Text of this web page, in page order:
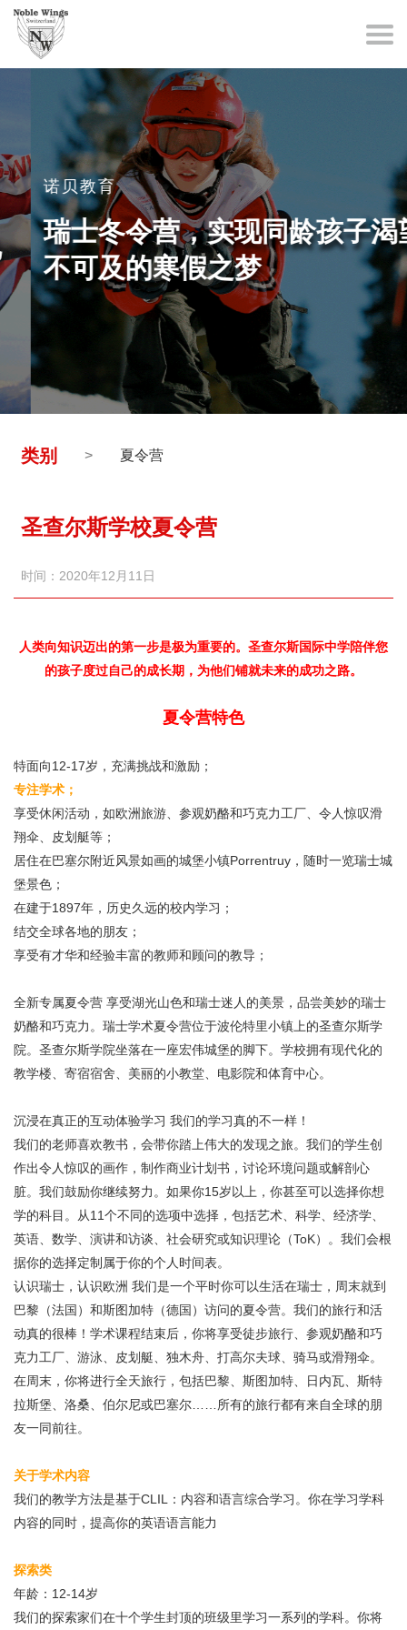
诺贝教育
瑞士冬令营，实现同龄孩子渴望
不可及的寒假之梦
类别 > 夏令营
圣查尔斯学校夏令营
时间：2020年12月11日
人类向知识迈出的第一步是极为重要的。圣查尔斯国际中学陪伴您
的孩子度过自己的成长期，为他们铺就未来的成功之路。
夏令营特色
特面向12-17岁，充满挑战和激励；
专注学术；
享受休闲活动，如欧洲旅游、参观奶酪和巧克力工厂、令人惊叹滑
翔伞、皮划艇等；
居住在巴塞尔附近风景如画的城堡小镇Porrentruy，随时一览瑞士城
堡景色；
在建于1897年，历史久远的校内学习；
结交全球各地的朋友；
享受有才华和经验丰富的教师和顾问的教导；
全新专属夏令营 享受湖光山色和瑞士迷人的美景，品尝美妙的瑞士
奶酪和巧克力。瑞士学术夏令营位于波伦特里小镇上的圣查尔斯学
院。圣查尔斯学院坐落在一座宏伟城堡的脚下。学校拥有现代化的
教学楼、寄宿宿舍、美丽的小教堂、电影院和体育中心。
沉浸在真正的互动体验学习 我们的学习真的不一样！
我们的老师喜欢教书，会带你踏上伟大的发现之旅。我们的学生创
作出令人惊叹的画作，制作商业计划书，讨论环境问题或解剖心
脏。我们鼓励你继续努力。如果你15岁以上，你甚至可以选择你想
学的科目。从11个不同的选项中选择，包括艺术、科学、经济学、
英语、数学、演讲和访谈、社会研究或知识理论（ToK）。我们会根
据你的选择定制属于你的个人时间表。
认识瑞士，认识欧洲 我们是一个平时你可以生活在瑞士，周末就到
巴黎（法国）和斯图加特（德国）访问的夏令营。我们的旅行和活
动真的很棒！学术课程结束后，你将享受徒步旅行、参观奶酪和巧
克力工厂、游泳、皮划艇、独木舟、打高尔夫球、骑马或滑翔伞。
在周末，你将进行全天旅行，包括巴黎、斯图加特、日内瓦、斯特
拉斯堡、洛桑、伯尔尼或巴塞尔……所有的旅行都有来自全球的朋
友一同前往。
关于学术内容
我们的教学方法是基于CLIL：内容和语言综合学习。你在学习学科
内容的同时，提高你的英语语言能力
探索类
年龄：12-14岁
我们的探索家们在十个学生封顶的班级里学习一系列的学科。你将